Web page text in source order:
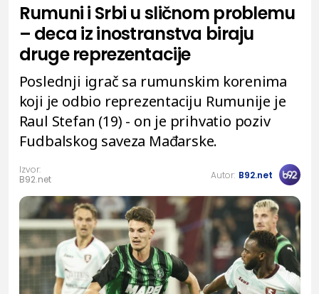
Rumuni i Srbi u sličnom problemu
– deca iz inostranstva biraju
druge reprezentacije
Poslednji igrač sa rumunskim korenima
koji je odbio reprezentaciju Rumunije je
Raul Stefan (19) - on je prihvatio poziv
Fudbalskog saveza Mađarske.
Izvor:
B92.net
Autor: B92.net